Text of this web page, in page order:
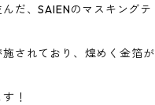
だ、SAIENのマスキングテ
されており、煌めく金箔が
！